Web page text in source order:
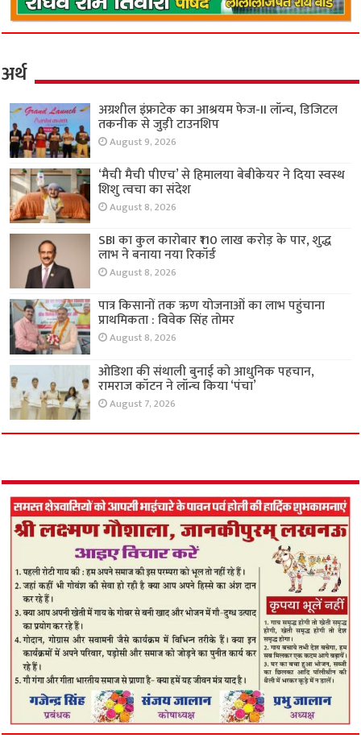
अर्थ
अग्रशील इंफ्राटेक का आश्रयम फेज-II लॉन्च, डिजिटल
तकनीक से जुड़ी टाउनशिप
August 9, 2026
‘मैची मैची पीएच’ से हिमालया बेबीकेयर ने दिया स्वस्थ
शिशु त्वचा का संदेश
August 8, 2026
SBI का कुल कारोबार ₹110 लाख करोड़ के पार, शुद्ध
लाभ ने बनाया नया रिकॉर्ड
August 8, 2026
पात्र किसानों तक ऋण योजनाओं का लाभ पहुंचाना
प्राथमिकता : विवेक सिंह तोमर
August 8, 2026
ओडिशा की संथाली बुनाई को आधुनिक पहचान,
रामराज कॉटन ने लॉन्च किया ‘पंचा’
August 7, 2026